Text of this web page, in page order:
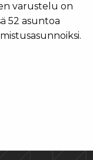
varustelu on
52 asuntoa